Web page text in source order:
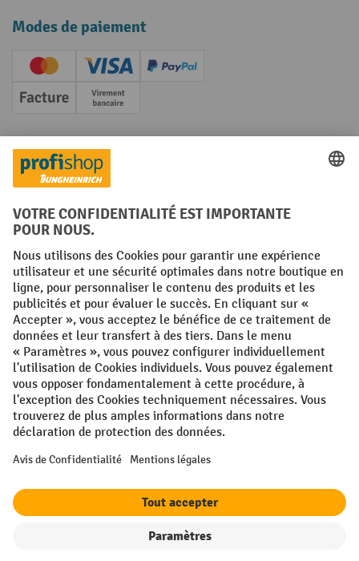
Modes de paiement
Creditcard (Master)Creditcard (Visa)
PayPal
Facture Paiement anticipé
Réseaux sociaux
Facebook
YouTube
LinkedInInstagram
Conditions générales Mentions légales
Protection des Données Politique de cookies
All prices excl. VAT plusshipping costsand possible delivery charges,
if not stated otherwise.
¹ La remise est valable jusqu'à épuisement des stocks. La remise ne
s'applique pas aux prix spéciaux. Il n'est pas possible de le combiner
avec d'autres réductions en pourcentage ou bons de réduction. | ² Une
réduction unique est offerte lors de la première inscription à la
toute commande d'un montant net minimum de 250 €. Le pourcentage
jusqu'à 10 %. Les transpalettes électriques, les gerbeurs électriques,
les chariots élévateurs électriques et l'outillage sont exclus de cette